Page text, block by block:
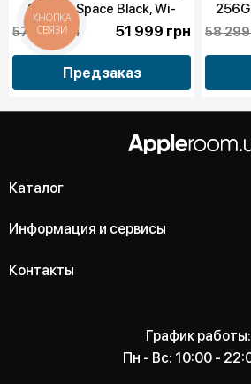
256GB, Space Black, Wi-
Fi+LTE (MVW13)
57 199 грн 51 999 грн
Предзаказ
58 299
Каталог
Информация и сервисы
Контакты
График работы:
Пн - Вс: 10:00 -
КНОПКА
СВЯЗИ